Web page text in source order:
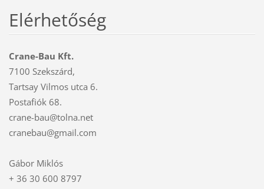
Elérhetőség
Crane-Bau Kft.
7100 Szekszárd,
Tartsay Vilmos utca 6.
Postafiók 68.
crane-bau@tolna.net
cranebau@gmail.com
Gábor Miklós
+ 36 30 600 8797